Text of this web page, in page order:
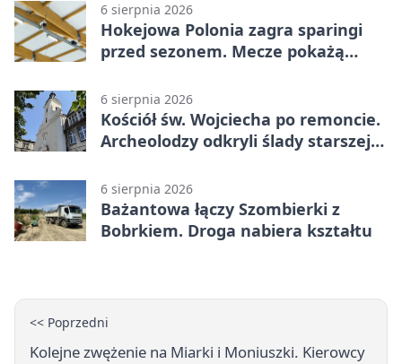
6 sierpnia 2026
Hokejowa Polonia zagra sparingi
przed sezonem. Mecze pokażą
6 sierpnia 2026
Kościół św. Wojciecha po remoncie.
Archeolodzy odkryli ślady starszej
6 sierpnia 2026
Bażantowa łączy Szombierki z
Bobrkiem. Droga nabiera kształtu
<< Poprzedni
Kolejne zwężenie na Miarki i Moniuszki. Kierowcy